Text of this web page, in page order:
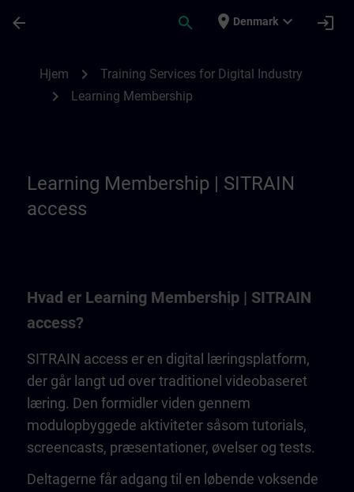
arrow_back search place Denmark expand_more login
Hjem chevron_right Training Services for Digital Industry
chevron_right Learning Membership
Learning Membership | SITRAIN
access
Hvad er Learning Membership | SITRAIN
access?
SITRAIN access er en digital læringsplatform,
der går langt ud over traditionel videobaseret
læring. Den formidler viden gennem
modulopbyggede aktiviteter såsom tutorials,
screencasts, præsentationer, øvelser og tests.
Deltagerne får adgang til en løbende voksende